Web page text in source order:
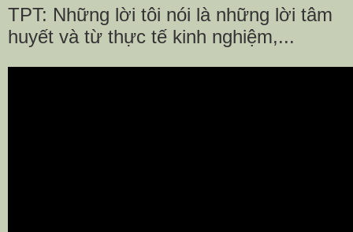
TPT: Những lời tôi nói là những lời tâm
huyết và từ thực tế kinh nghiệm,...